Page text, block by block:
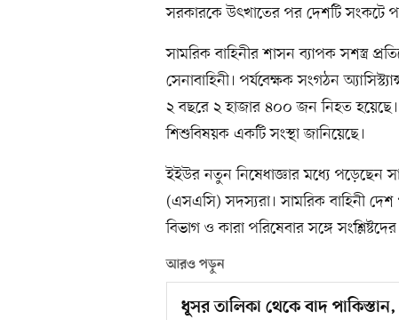
সরকারকে উৎখাতের পর দেশটি সংকটে
সামরিক বাহিনীর শাসন ব্যাপক সশস্ত্র
সেনাবাহিনী। পর্যবেক্ষক সংগঠন
২ বছরে ২ হাজার ৪০০ জন নিহত
শিশুবিষয়ক একটি সংস্থা জানিয়েছে।
ইইউর নতুন নিষেধাজ্ঞার মধ্যে পড়েছেন
(এসএসি) সদস্যরা। সামরিক বাহিনী
বিভাগ ও কারা পরিষেবার সঙ্গে
আরও পড়ুন
ধূসর তালিকা থেকে বাদ